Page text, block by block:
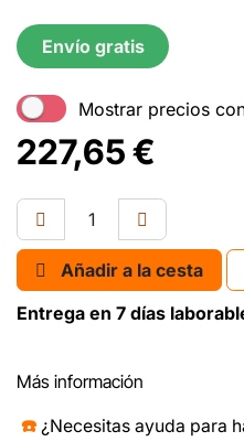
Envío gratis
Mostrar precios
227,65€
Añadir a la cesta
Entrega en 7 días
Más información
☎️ ¿Necesitas ayuda para